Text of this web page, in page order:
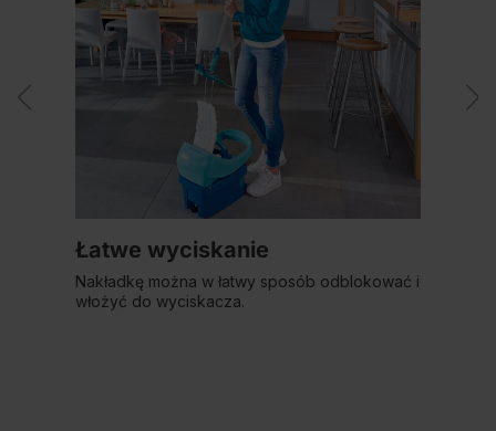
Łatwe wyciskanie
Nakładkę można w łatwy sposób odblokować i
włożyć do wyciskacza.